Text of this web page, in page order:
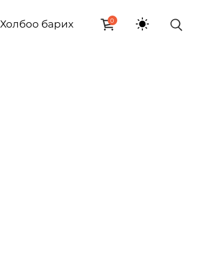
Холбоо барих 0